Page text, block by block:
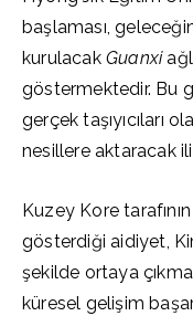
başlaması,
kurulacak Guanxi
göstermektedir. Bu
gerçek taşıyıcıları
nesillere aktaracak
Kuzey Kore
gösterdiği aidiyet,
şekilde ortaya
küresel gelişim